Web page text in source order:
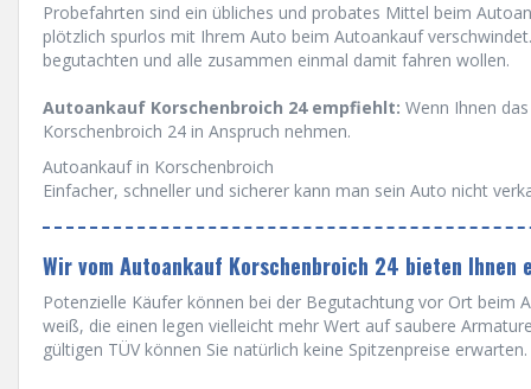
Probefahrten sind ein übliches und probates Mittel beim
plötzlich spurlos mit Ihrem Auto beim Autoankauf
begutachten und alle zusammen einmal damit fahren wollen.
Autoankauf Korschenbroich 24 empfiehlt: Wenn Ihnen
Korschenbroich 24 in Anspruch nehmen.
Autoankauf in Korschenbroich
Einfacher, schneller und sicherer kann man sein Auto nicht
Wir vom Autoankauf Korschenbroich 24 bieten Ihnen
Potenzielle Käufer können bei der Begutachtung vor Ort beim
weiß, die einen legen vielleicht mehr Wert auf saubere
gültigen TÜV können Sie natürlich keine Spitzenpreise erwarten.